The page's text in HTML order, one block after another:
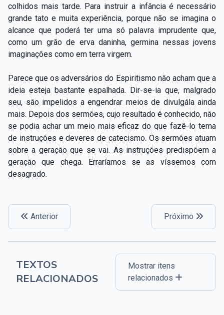
colhidos mais tarde. Para instruir a infância é necessário
grande tato e muita experiência, porque não se imagina o
alcance que poderá ter uma só palavra imprudente que,
como um grão de erva daninha, germina nessas jovens
imaginações como em terra virgem.
Parece que os adversários do Espiritismo não acham que a
ideia esteja bastante espalhada. Dir-se-ia que, malgrado
seu, são impelidos a engendrar meios de divulgála ainda
mais. Depois dos sermões, cujo resultado é conhecido, não
se podia achar um meio mais eficaz do que fazê-lo tema
de instruções e deveres de catecismo. Os sermões atuam
sobre a geração que se vai. As instruções predispõem a
geração que chega. Erraríamos se as víssemos com
desagrado.
Anterior Próximo
TEXTOS
RELACIONADOS
Mostrar itens
relacionados